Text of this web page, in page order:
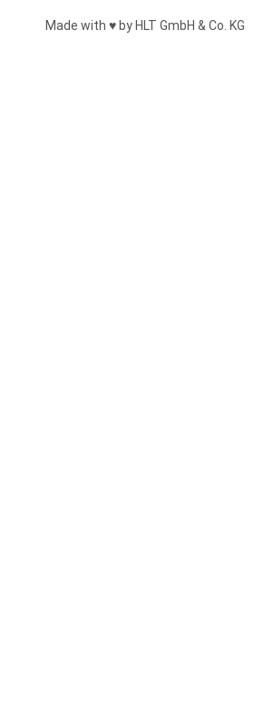
Made with ♥ by HLT GmbH & Co. KG